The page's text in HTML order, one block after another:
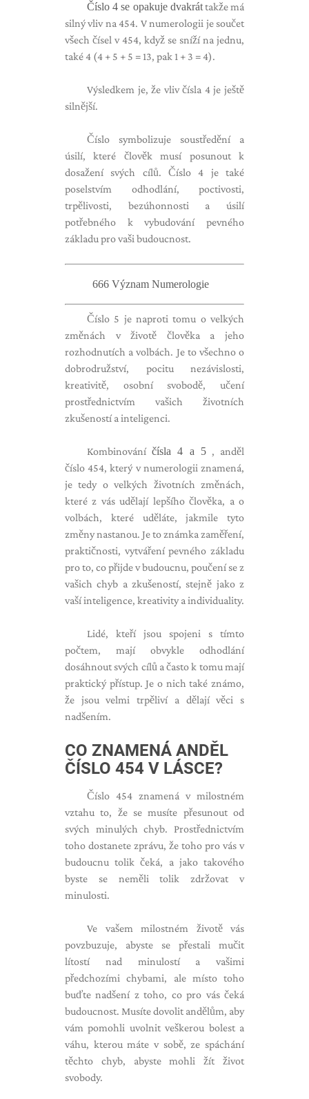
Číslo 4 se opakuje dvakráttakže má
silný vliv na 454. V numerologii je součet
všech čísel v 454, když se sníží na jednu,
také 4 (4 + 5 + 5 = 13, pak 1 + 3 = 4).
Výsledkem je, že vliv čísla 4 je ještě
silnější.
Číslo symbolizuje soustředění a
úsilí, které člověk musí posunout k
dosažení svých cílů. Číslo 4 je také
poselstvím odhodlání, poctivosti,
trpělivosti, bezúhonnosti a úsilí
potřebného k vybudování pevného
základu pro vaši budoucnost.
666 Význam Numerologie
Číslo 5 je naproti tomu o velkých
změnách v životě člověka a jeho
rozhodnutích a volbách. Je to všechno o
dobrodružství, pocitu nezávislosti,
kreativitě, osobní svobodě, učení
prostřednictvím vašich životních
zkušeností a inteligenci.
Kombinováníčísla 4 a 5, anděl
číslo 454, který v numerologii znamená,
je tedy o velkých životních změnách,
které z vás udělají lepšího člověka, a o
volbách, které uděláte, jakmile tyto
změny nastanou. Je to známka zaměření,
praktičnosti, vytváření pevného základu
pro to, co přijde v budoucnu, poučení se z
vašich chyb a zkušeností, stejně jako z
vaší inteligence, kreativity a individuality.
Lidé, kteří jsou spojeni s tímto
počtem, mají obvykle odhodlání
dosáhnout svých cílů a často k tomu mají
praktický přístup. Je o nich také známo,
že jsou velmi trpěliví a dělají věci s
nadšením.
CO ZNAMENÁ ANDĚL
ČÍSLO 454 V LÁSCE?
Číslo 454 znamená v milostném
vztahu to, že se musíte přesunout od
svých minulých chyb. Prostřednictvím
toho dostanete zprávu, že toho pro vás v
budoucnu tolik čeká, a jako takového
byste se neměli tolik zdržovat v
minulosti.
Ve vašem milostném životě vás
povzbuzuje, abyste se přestali mučit
lítostí nad minulostí a vašimi
předchozími chybami, ale místo toho
buďte nadšení z toho, co pro vás čeká
budoucnost. Musíte dovolit andělům, aby
vám pomohli uvolnit veškerou bolest a
váhu, kterou máte v sobě, ze spáchání
těchto chyb, abyste mohli žít život
svobody.